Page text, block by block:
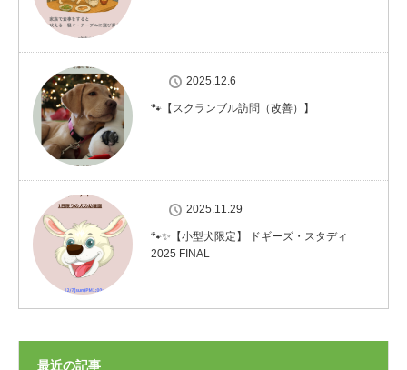
2025.12.6
🐾【スクランブル訪問（改善）】
2025.11.29
🐾✨【小型犬限定】 ドギーズ・スタディ
2025 FINAL
最近の記事